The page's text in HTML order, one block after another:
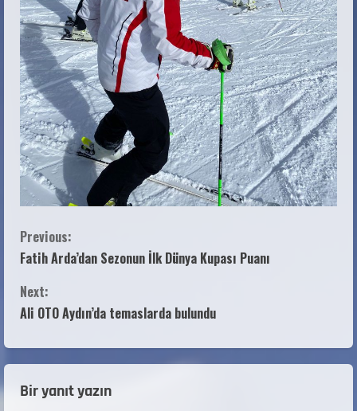
Previous:
Fatih Arda’dan Sezonun İlk Dünya Kupası Puanı
Next:
Ali OTO Aydın’da temaslarda bulundu
Bir yanıt yazın